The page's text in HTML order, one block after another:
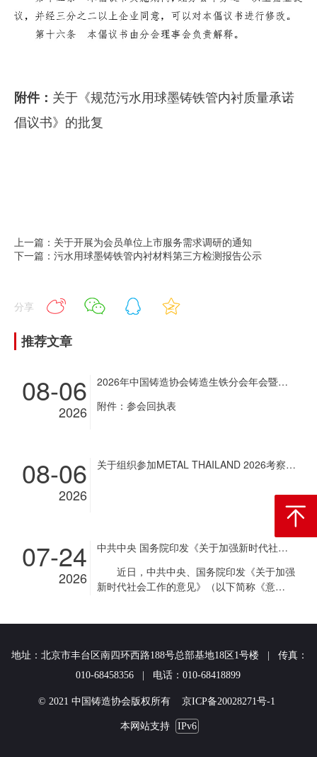
附件： 关于《规范污水用球墨铸铁管内衬质量承诺
倡议书》的批复
上一篇：关于开展为会员单位上市服务需求调研的通知
下一篇：污水用球墨铸铁管内衬材料第三方检测报告公示
分享
推荐文章
2026年中国铸造协会铸造生铁分会年会暨铸造生铁企业超低排放改造现场经验交流会通知
08-06
2026 附件：参会回执表
关于组织参加METAL THAILAND 2026考察团和展商团的通知
08-06
2026
中共中央 国务院印发《关于加强新时代社会工作的意见》
07-24
2026
近日，中共中央、国务院印发《关于加强
新时代社会工作的意见》（以下简称《意
强新时代社会工作，要坚持以习近平新时代中
国特色社会主义思想为指导，深入贯彻党的二
会部署，全面贯彻习近平总书记关于社会工作
的重要论述，深刻领悟“两个确立”的决定性意
义，增强“四个意识”、坚定“四个自信”、做
地址：北京市丰台区南四环西路188号总部基地18区1号楼 | 传真：
010-68458356 | 电话：010-68418899
© 2021 中国铸造协会版权所有 京ICP备20028271号-1
本网站支持 IPv6
返回顶